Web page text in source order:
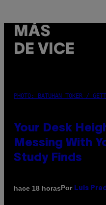
MÁS
DE VICE
PHOTO: BATUHAN TOKER /
Your Desk
Messing With
Study Finds
hace 18 horasPor Luis